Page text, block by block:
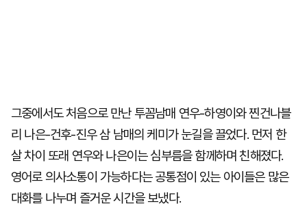
그중에서도 처음으로 만난 투꼼남매 연우-하영이와 찐건나블
리 나은-건후-진우 삼 남매의 케미가 눈길을 끌었다. 먼저 한
살 차이 또래 연우와 나은이는 심부름을 함께하며 친해졌다.
영어로 의사소통이 가능하다는 공통점이 있는 아이들은 많은
대화를 나누며 즐거운 시간을 보냈다.